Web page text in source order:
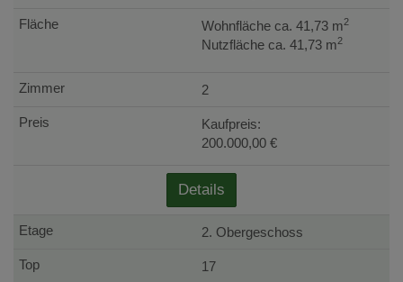
Wohnfläche ca. 41,73 m2
Nutzfläche ca. 41,73 m2
2
Kaufpreis:
200.000,00 €
Details
2. Obergeschoss
17